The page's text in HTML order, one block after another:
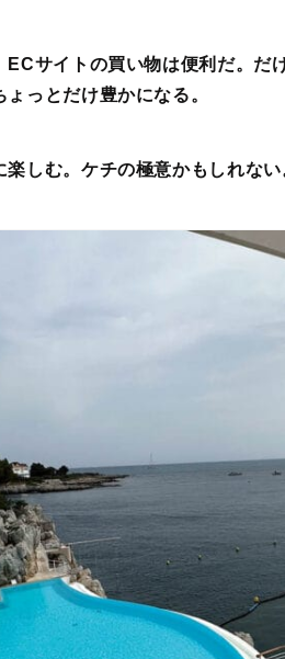
ECサイトの買い物は便利だ。だ
っとだけ豊かになる。
しむ。ケチの極意かもしれない